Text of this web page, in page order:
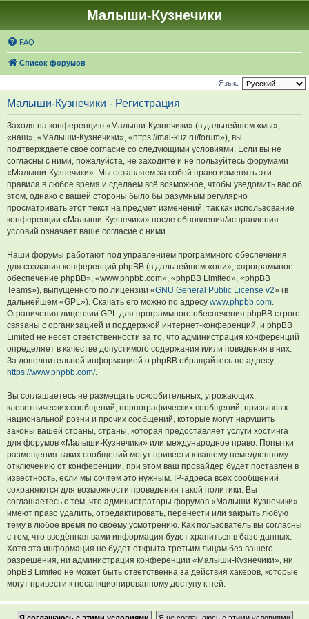
Малыши-Кузнечики
FAQ
Список форумов
Язык:
Малыши-Кузнечики - Регистрация
Заходя на конференцию «Малыши-Кузнечики» (в дальнейшем «мы»,
«наш», «Малыши-Кузнечики», «https://mal-kuz.ru/forum»), вы
подтверждаете своё согласие со следующими условиями. Если вы не
согласны с ними, пожалуйста, не заходите и не пользуйтесь форумами
«Малыши-Кузнечики». Мы оставляем за собой право изменять эти
правила в любое время и сделаем всё возможное, чтобы уведомить вас об
этом, однако с вашей стороны было бы разумным регулярно
просматривать этот текст на предмет изменений, так как использование
конференции «Малыши-Кузнечики» после обновления/исправления
условий означает ваше согласие с ними.
Наши форумы работают под управлением программного обеспечения
для создания конференций phpBB (в дальнейшем «они», «программное
обеспечение phpBB», «www.phpbb.com», «phpBB Limited», «phpBB
Teams»), выпущенного по лицензии «GNU General Public License v2» (в
дальнейшем «GPL»). Скачать его можно по адресу www.phpbb.com.
Ограничения лицензии GPL для программного обеспечения phpBB строго
связаны с организацией и поддержкой интернет-конференций, и phpBB
Limited не несёт ответственности за то, что администрация конференций
определяет в качестве допустимого содержания и/или поведения в них.
За дополнительной информацией о phpBB обращайтесь по адресу
https://www.phpbb.com/.
Вы соглашаетесь не размещать оскорбительных, угрожающих,
клеветнических сообщений, порнографических сообщений, призывов к
национальной розни и прочих сообщений, которые могут нарушить
законы вашей страны, страны, которая предоставляет услуги хостинга
для форумов «Малыши-Кузнечики» или международное право. Попытки
размещения таких сообщений могут привести к вашему немедленному
отключению от конференции, при этом ваш провайдер будет поставлен в
известность, если мы сочтём это нужным. IP-адреса всех сообщений
сохраняются для возможности проведения такой политики. Вы
соглашаетесь с тем, что администраторы форумов «Малыши-Кузнечики»
имеют право удалить, отредактировать, перенести или закрыть любую
тему в любое время по своему усмотрению. Как пользователь вы согласны
с тем, что введённая вами информация будет храниться в базе данных.
Хотя эта информация не будет открыта третьим лицам без вашего
разрешения, ни администрация конференции «Малыши-Кузнечики», ни
phpBB Limited не может быть ответственна за действия хакеров, которые
могут привести к несанкционированному доступу к ней.